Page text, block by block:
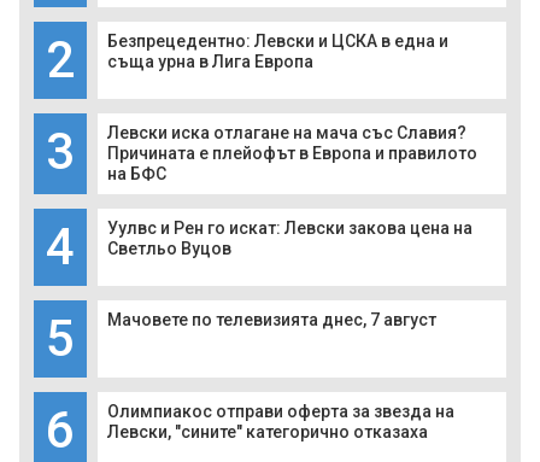
2
Безпрецедентно: Левски и ЦСКА в една и
съща урна в Лига Европа
3
Левски иска отлагане на мача със Славия?
Причината е плейофът в Европа и правилото
на БФС
4
Уулвс и Рен го искат: Левски закова цена на
Светльо Вуцов
5 Мачовете по телевизията днес, 7 август
6
Олимпиакос отправи оферта за звезда на
Левски, "сините" категорично отказаха